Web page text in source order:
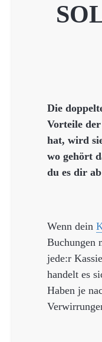
Die
Vorteile
hat, wird
wo gehört
du es dir
Wenn dein
Buchungen
jede:r
handelt es
Haben je